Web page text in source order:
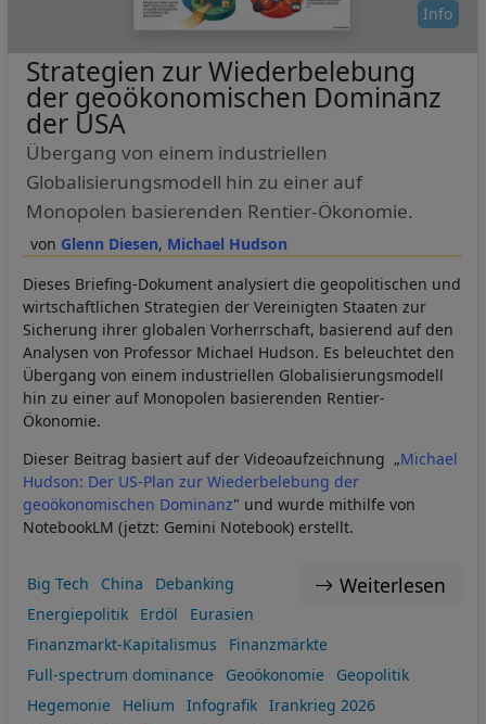
Info
Glenn Diesen Michael Hudson
Strategien zur Wiederbelebung
der geoökonomischen Dominanz
der USA
Übergang von einem industriellen
Globalisierungsmodell hin zu einer auf
Monopolen basierenden Rentier-Ökonomie.
Dieses Briefing-Dokument analysiert die geopolitischen und
wirtschaftlichen Strategien der Vereinigten Staaten zur
Sicherung ihrer globalen Vorherrschaft, basierend auf den
Analysen von Professor Michael Hudson. Es beleuchtet den
Übergang von einem industriellen Globalisierungsmodell
hin zu einer auf Monopolen basierenden Rentier-
Ökonomie.
Dieser Beitrag basiert auf der Videoaufzeichnung „Michael
Hudson: Der US-Plan zur Wiederbelebung der
geoökonomischen Dominanz" und wurde mithilfe von
NotebookLM (jetzt: Gemini Notebook) erstellt.
Weiterlesen
Big Tech China
Debanking
Energiepolitik
Erdöl
Eurasien
Finanzmarkt-Kapitalismus
Finanzmärkte
Full-spectrum dominance
Geoökonomie
Geopolitik
Hegemonie
Helium Infografik
Irankrieg 2026